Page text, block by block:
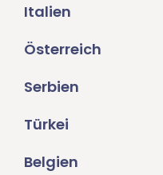
Italien
Österreich
Serbien
Türkei
Belgien